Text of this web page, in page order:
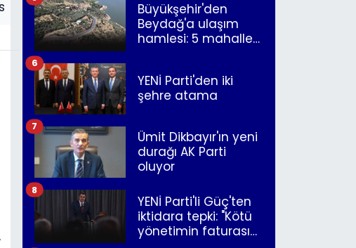
Büyükşehir'den
Beydağ'a ulaşım
hamlesi: 5 mahalle
YENİ Parti'den iki
şehre atama
6
Ümit Dikbayır'ın yeni
durağı AK Parti
oluyor
7
YENİ Parti'li Güç'ten
iktidara tepki: "Kötü
yönetimin faturasını
8